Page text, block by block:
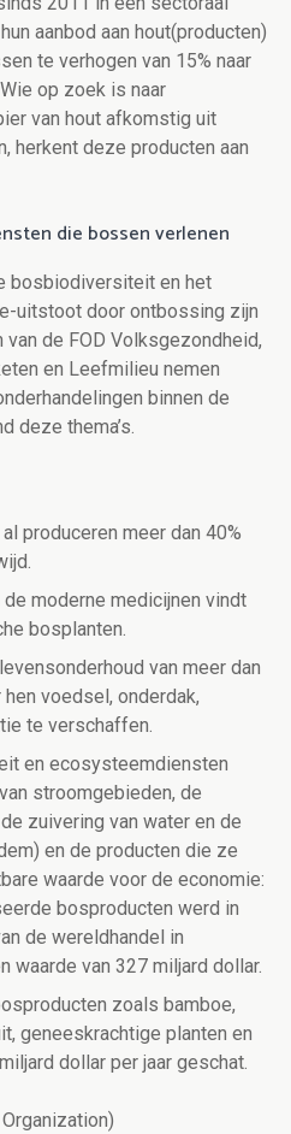
aanbod aan hout(producten)
te verhogen van 15% naar
op zoek is naar
van hout afkomstig uit
herkent deze producten aan
die bossen verlenen
bosbiodiversiteit en het
uitstoot door ontbossing zijn
de FOD Volksgezondheid,
en Leefmilieu nemen
binnen de
deze thema’s.
produceren meer dan 40%
de moderne medicijnen vindt
bosplanten.
van meer dan
voedsel, onderdak,
te verschaffen.
en ecosysteemdiensten
stroomgebieden, de
zuivering van water en de
en de producten die ze
waarde voor de economie:
bosproducten werd in
de wereldhandel in
waarde van 327 miljard dollar.
zoals bamboe,
geneeskrachtige planten en
dollar per jaar geschat.